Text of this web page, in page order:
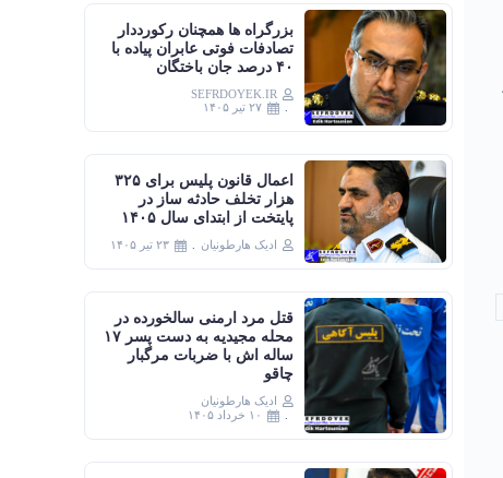
بزرگراه‌ ها همچنان رکورددار
تصادفات فوتی عابران پیاده با
۴۰ درصد جان‌ باختگان
SEFRDOYEK.IR
۲۷ تیر ۱۴۰۵
اعمال قانون پلیس برای ۳۲۵
هزار تخلف حادثه ساز در
پایتخت از ابتدای سال ۱۴۰۵
ادیک هارطونیان ۲۳ تیر ۱۴۰۵
قتل مرد ارمنی سالخورده در
محله مجیدیه به دست پسر ۱۷
ساله اش با ضربات مرگبار
چاقو
ادیک هارطونیان
۱۰ خرداد ۱۴۰۵